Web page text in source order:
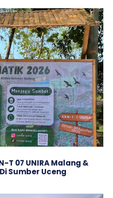
T 07 UNIRA Malang &
Sumber Uceng